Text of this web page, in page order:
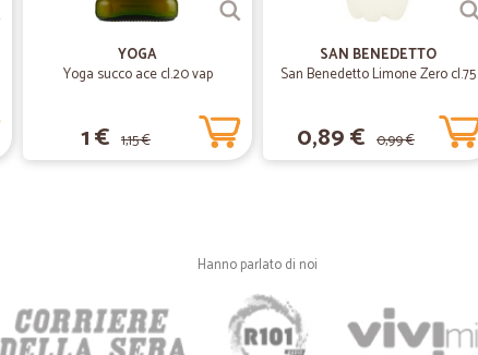
Fabio B.
Sono soddisfatto
Enzo D.
ottimo venditore
ottimo venditore! consigliato!!!
YOGA
Yoga succo ace cl.20 vap
1 € 1,15 €
SAN BENEDETTO
San Benedetto Limone Zero cl.75
0,89 € 0,99 €
Hanno parlato di noi